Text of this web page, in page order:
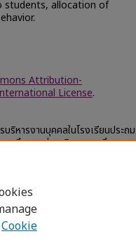
students, allocation of
Attribution-
License.
หารงานบุคคลในโรงเรียนประถม
ถมศึกษาแห่งชาติ เขตการศึกษา
Cookie